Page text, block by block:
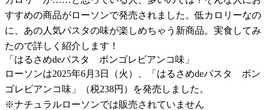
すすめの商品がローソンで発売されました。低カロリーなの
に、あの人気パスタの味が楽しめちゃう新商品。実食してみ
たので詳しく紹介します！
「はるさめdeパスタ ボンゴレビアンコ味」
ローソンは2025年6月3日（火）、「はるさめdeパスタ ボン
ゴレビアンコ味」（税238円）を発売しました。
※ナチュラルローソンでは販売されていません